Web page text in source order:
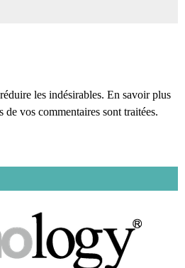
les indésirables. En savoir plus
de vos commentaires sont traitées.